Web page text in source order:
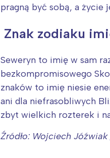
pragną być sobą, a życie
Znak zodiaku
Seweryn to imię w sam
bezkompromisowego
znaków to imię niesie
ani dla niefrasobliwych
zbyt wielkich rozterek i
Źródło: Wojciech